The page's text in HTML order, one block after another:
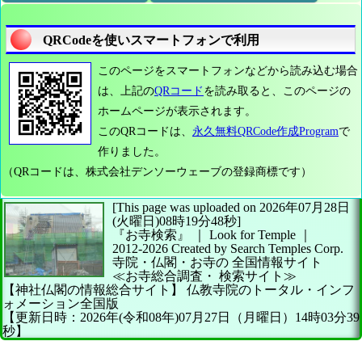
QRCodeを使いスマートフォンで利用
このページをスマートフォンなどから読み込む場合
は、上記のQRコード を読み取ると、このページの
ホームページが表示されます。
このQRコードは、 永久無料QRCode作成Programで
作りました。
（QRコードは、株式会社デンソーウェーブの登録商標です）
[This page was uploaded on 2026年07月28日
(火曜日)08時19分48秒]
『お寺検索』 ｜ Look for Temple
2012-2026 Created by Search Temples Corp.
寺院・仏閣・お寺の 全国情報サイト
≪お寺総合調査・ 検索サイト≫
【神社仏閣の情報総合サイト】
仏教寺院のトータル・インフ
ォメーション全国版
【更新日時：2026年(令和08年)07月27日（月曜日）14時03分39
秒】